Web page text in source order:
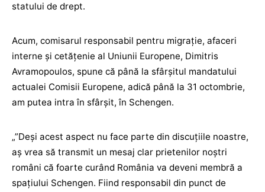
statului de drept.
Acum, comisarul responsabil pentru migraţie, afaceri
interne şi cetăţenie al Uniunii Europene, Dimitris
Avramopoulos, spune că până la sfârşitul mandatului
actualei Comisii Europene, adică până la 31 octombrie,
am putea intra în sfârşit, în Schengen.
„”Deşi acest aspect nu face parte din discuţiile noastre,
aş vrea să transmit un mesaj clar prietenilor noştri
români că foarte curând România va deveni membră a
spaţiului Schengen. Fiind responsabil din punct de